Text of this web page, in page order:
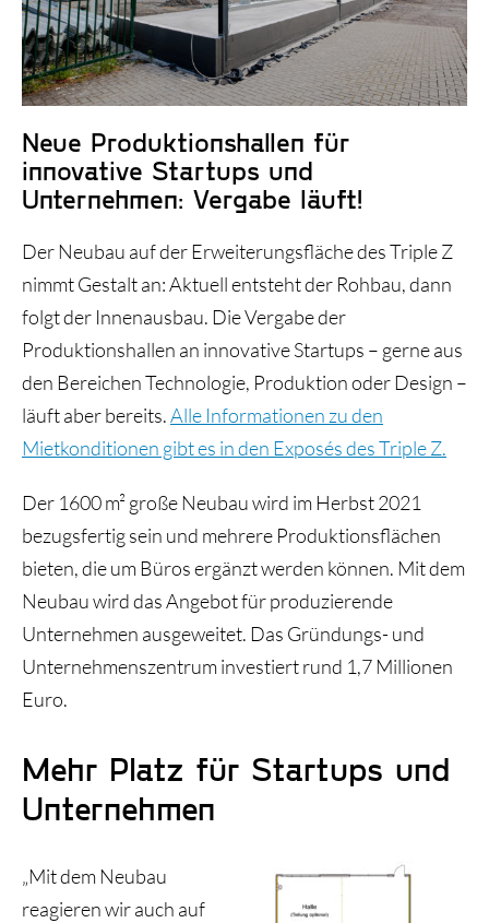
Historie und Entwicklung
Neue Produktionshallen für
innovative Startups und
Unternehmen: Vergabe läuft!
Der Neubau auf der Erweiterungsfläche des Triple Z
nimmt Gestalt an: Aktuell entsteht der Rohbau, dann
folgt der Innenausbau. Die Vergabe der
Produktionshallen an innovative Startups – gerne aus
den Bereichen Technologie, Produktion oder Design –
läuft aber bereits.Alle Informationen zu den
Mietkonditionen gibt es in den Exposés des Triple Z.
Der 1600 m² große Neubau wird im Herbst 2021
bezugsfertig sein und mehrere Produktionsflächen
bieten, die um Büros ergänzt werden können. Mit dem
Neubau wird das Angebot für produzierende
Unternehmen ausgeweitet. Das Gründungs- und
Unternehmenszentrum investiert rund 1,7 Millionen
Euro.
Mehr Platz für Startups und
Unternehmen
„Mit dem Neubau
reagieren wir auch auf